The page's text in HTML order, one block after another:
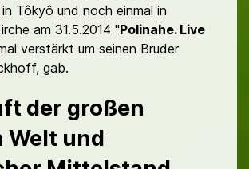
Tôkyô und noch einmal in
am 31.5.2014 "Polinahe. Live
verstärkt um seinen Bruder
gab.
der großen
Welt und